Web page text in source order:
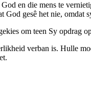
en die mens te
gesê het nie, omdat
om teen Sy opdrag
verban is. Hulle